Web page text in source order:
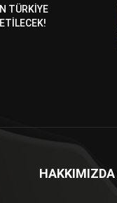
TÜRKİYE
HAKKIMIZDA